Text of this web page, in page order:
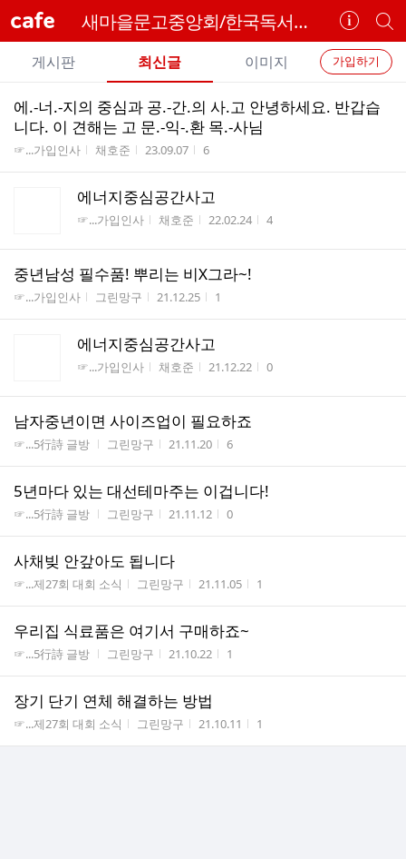
cafe 새마을문고중앙회/한국독서문화지도사회
카
페
정
보
기
개
별
카
페
색
카
페
메
가입하기
게시판 최신글 이미지
전
체
글
에.-너.-지의 중심과 공.-간.의 사.고 안녕하세요. 반갑습
니다. 이 견해는 고 문.-익-.환 목.-사님
게시판명
☞...가입인사 작성자
채호준 작성시간
23.09.07 조회수
6
에너지중심공간사고
게시판명
☞...가입인사 작성자
채호준 작성시간
22.02.24 조회수
4
중년남성 필수품! 뿌리는 비X그라~!
게시판명
☞...가입인사 작성자
그린망구 작성시간
21.12.25 조회수
1
에너지중심공간사고
게시판명
☞...가입인사 작성자
채호준 작성시간
21.12.22 조회수
0
남자중년이면 사이즈업이 필요하죠
게시판명
☞...5行詩 글방 작성자
그린망구 작성시간
21.11.20 조회수
6
5년마다 있는 대선테마주는 이겁니다!
게시판명
☞...5行詩 글방 작성자
그린망구 작성시간
21.11.12 조회수
0
사채빚 안갚아도 됩니다
게시판명
☞...제27회 대회 소식 작성자
그린망구 작성시간
21.11.05 조회수
1
우리집 식료품은 여기서 구매하죠~
게시판명
☞...5行詩 글방 작성자
그린망구 작성시간
21.10.22 조회수
1
장기 단기 연체 해결하는 방법
게시판명
☞...제27회 대회 소식 작성자
그린망구 작성시간
21.10.11 조회수
1